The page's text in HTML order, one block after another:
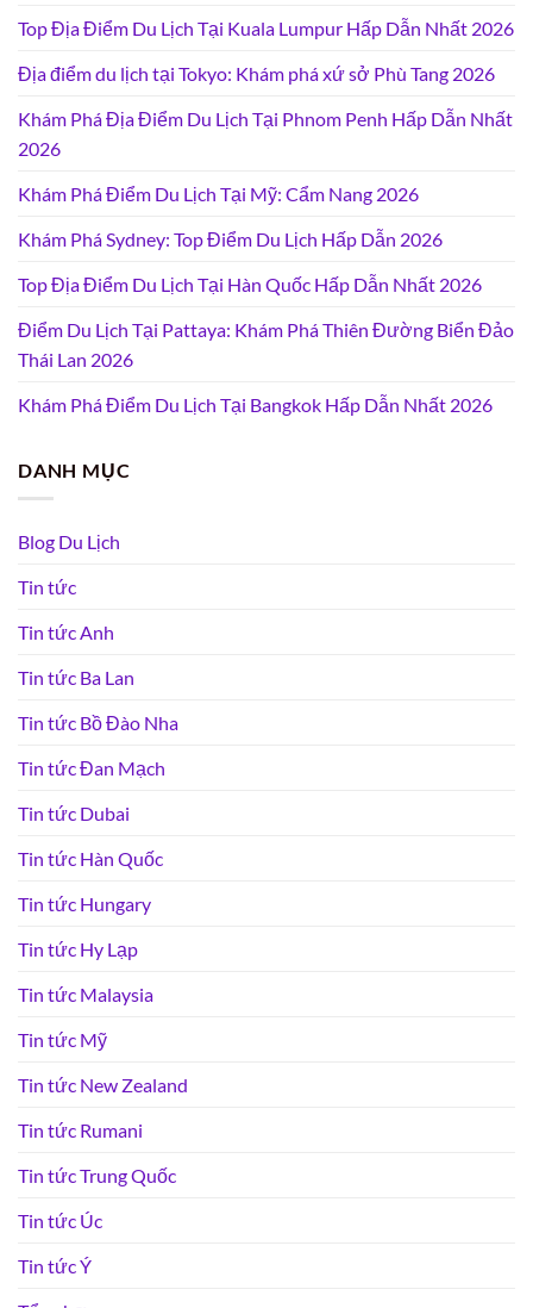
Top Địa Điểm Du Lịch Tại Kuala Lumpur Hấp Dẫn Nhất 2026
Địa điểm du lịch tại Tokyo: Khám phá xứ sở Phù Tang 2026
Khám Phá Địa Điểm Du Lịch Tại Phnom Penh Hấp Dẫn Nhất
2026
Khám Phá Điểm Du Lịch Tại Mỹ: Cẩm Nang 2026
Khám Phá Sydney: Top Điểm Du Lịch Hấp Dẫn 2026
Top Địa Điểm Du Lịch Tại Hàn Quốc Hấp Dẫn Nhất 2026
Điểm Du Lịch Tại Pattaya: Khám Phá Thiên Đường Biển Đảo
Thái Lan 2026
Khám Phá Điểm Du Lịch Tại Bangkok Hấp Dẫn Nhất 2026
DANH MỤC
Blog Du Lịch
Tin tức
Tin tức Anh
Tin tức Ba Lan
Tin tức Bồ Đào Nha
Tin tức Đan Mạch
Tin tức Dubai
Tin tức Hàn Quốc
Tin tức Hungary
Tin tức Hy Lạp
Tin tức Malaysia
Tin tức Mỹ
Tin tức New Zealand
Tin tức Rumani
Tin tức Trung Quốc
Tin tức Úc
Tin tức Ý